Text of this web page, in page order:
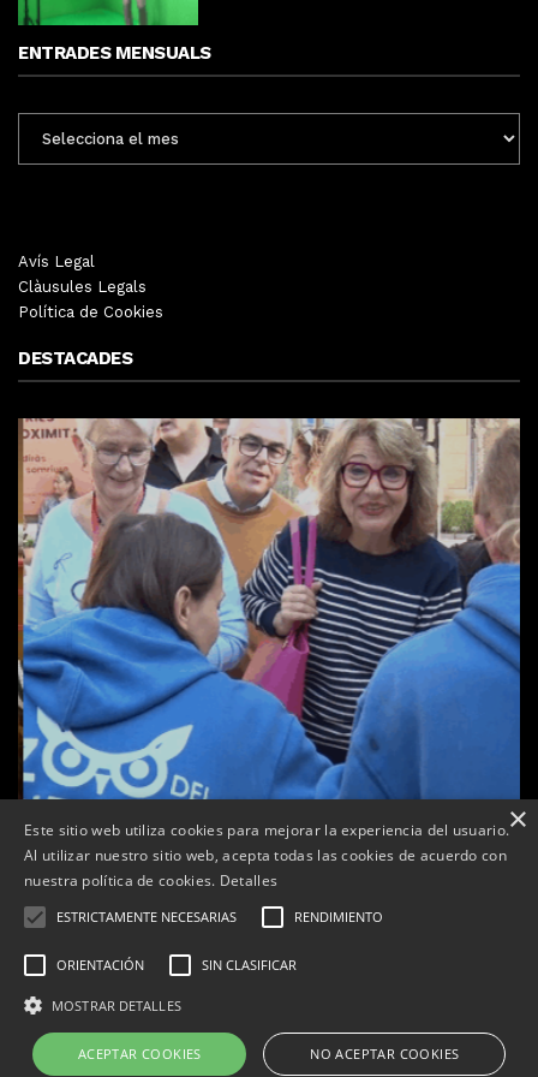
ENTRADES MENSUALS
MENSUALS
Avís Legal
Clàusules Legals
Política de Cookies
DESTACADES
Tàrrega celebra la 25a Fira del Medi Ambient
Per Tàrrega Televisió 18, octubre, 2025 - 12:26
Correu electrònic:info@tarrega.tv
Telèfons: 648 45 71 14 | 669 32 28 46
×
Este sitio web utiliza cookies para mejorar la experiencia del usuario.
Al utilizar nuestro sitio web, acepta todas las cookies de acuerdo con
nuestra política de cookies. Detalles
ESTRICTAMENTE NECESARIAS RENDIMIENTO
ORIENTACIÓN SIN CLASIFICAR
MOSTRAR DETALLES
ACEPTAR COOKIES NO ACEPTAR COOKIES